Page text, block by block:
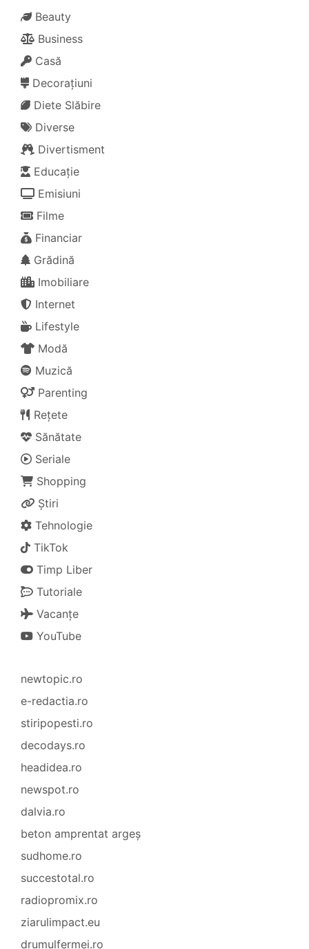
Beauty
Business
Casă
Decorațiuni
Diete Slăbire
Diverse
Divertisment
Educație
Emisiuni
Filme
Financiar
Grădină
Imobiliare
Internet
Lifestyle
Modă
Muzică
Parenting
Rețete
Sănătate
Seriale
Shopping
Știri
Tehnologie
TikTok
Timp Liber
Tutoriale
Vacanțe
YouTube
newtopic.ro
e-redactia.ro
stiripopesti.ro
decodays.ro
headidea.ro
newspot.ro
dalvia.ro
beton amprentat argeș
sudhome.ro
succestotal.ro
radiopromix.ro
ziarulimpact.eu
drumulfermei.ro